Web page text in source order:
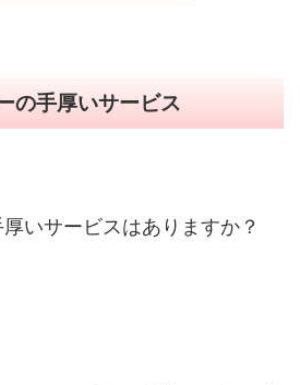
の手厚いサービス
いサービスはありますか？